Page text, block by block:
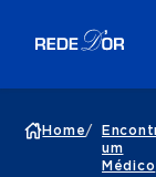
Home/
um
Médico